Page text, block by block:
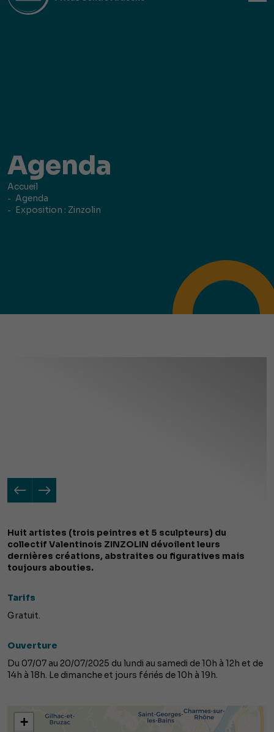
Agenda
Accueil
Agenda
Exposition : Zinzolin
Huit artistes (trois peintres et 5 sculpteurs) du
collectif Valentinois ZINZOLIN dévoilent leurs
dernières créations, abstraites ou figuratives mais
toujours abouties.
Tarifs
Gratuit.
Ouverture
Du 07/07 au 20/07/2025 du lundi au samedi de 10h à 12h et de
14h à 18h. Le dimanche et jours fériés de 10h à 19h.
+